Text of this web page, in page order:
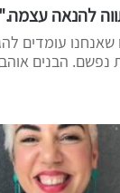
להנאה
שאנחנו עומדים
נפשם. הבנים